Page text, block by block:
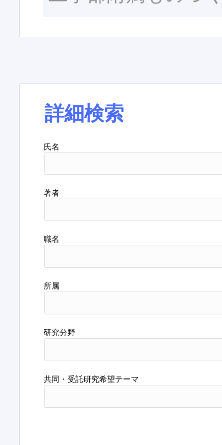
詳細検索
氏名
著者
職名
所属
研究分野
共同・受託研究希望テーマ